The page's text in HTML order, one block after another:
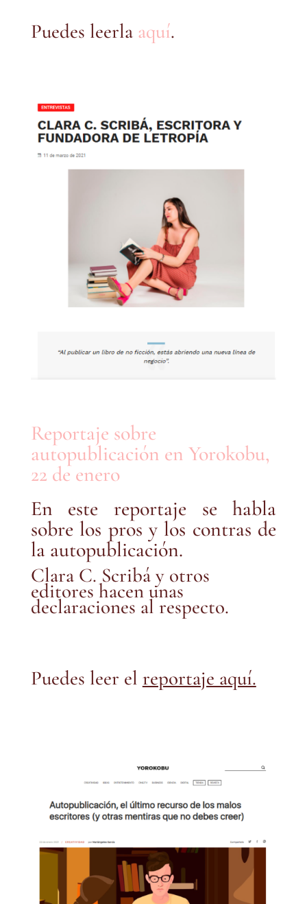
Puedes leerla aquí.
Reportaje sobre
autopublicación en Yorokobu,
22 de enero
En este reportaje se habla
sobre los pros y los contras de
la autopublicación.
Clara C. Scribá y otros
editores hacen unas
declaraciones al respecto.
Puedes leer el reportaje aquí.